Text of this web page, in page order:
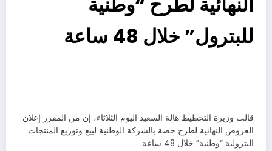
للبترول” خلال 48 ساعة
قالت وزيرة التخطيط هالة السعيد اليوم الثلاثاء، إن من المقرر إعلان
العروض النهائية لطرح حصة بالشركة الوطنية لبيع وتوزيع المنتجات
البترولية “وطنية” خلال 48 ساعة.